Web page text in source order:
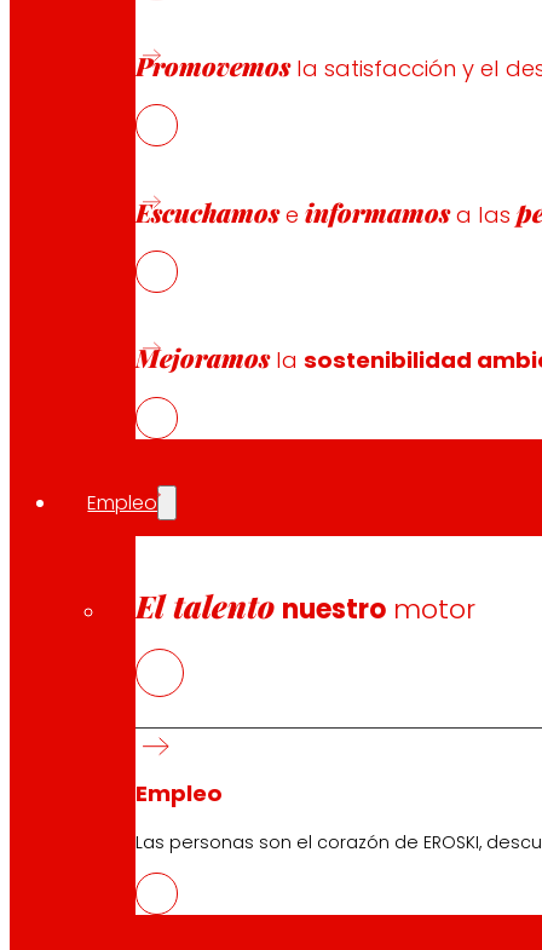
Promovemosla satisfacción y el
Escuchamoseinformamosa las
Mejoramoslasostenibilidad
Empleo
El talento nuestro motor
Empleo
Las personas son el corazón de EROSKI,
alimentación de los consumidores”.
Iniciativas en Salud
Nos comprometemos a
generar Riqueza localy
Solidaridad en el Entorno